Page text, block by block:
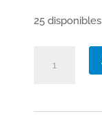
25 disponibles
Bentancor-
MaryJue19